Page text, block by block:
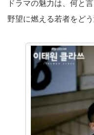
ドラマの魅力は、何と
野望に燃える若者をど